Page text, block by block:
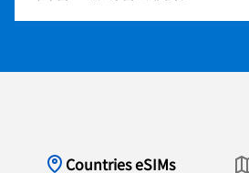
Countries eSIMs